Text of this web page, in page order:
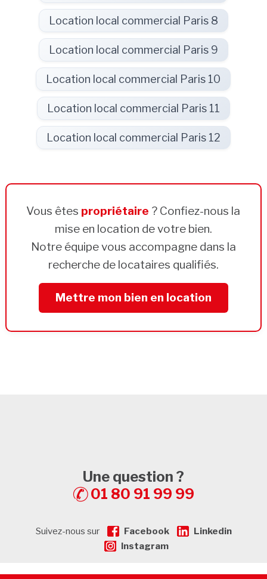
Location local commercial Paris 8
Location local commercial Paris 9
Location local commercial Paris 10
Location local commercial Paris 11
Location local commercial Paris 12
Vous êtes propriétaire ? Confiez-nous la
mise en location de votre bien.
Notre équipe vous accompagne dans la
recherche de locataires qualifiés.
Mettre mon bien en location
Une question ?
01 80 91 99 99
Suivez-nous sur Facebook
Linkedin
Instagram